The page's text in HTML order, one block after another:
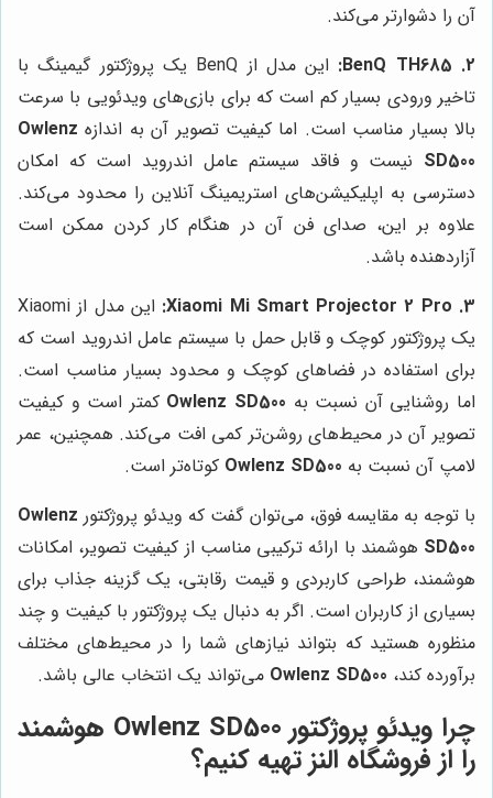
آن را دشوارتر می‌کند.
2. BenQ TH685:
این مدل از BenQ یک پروژکتور گیمینگ با
تاخیر ورودی بسیار کم است که برای بازی‌های ویدئویی با سرعت
بالا بسیار مناسب است. اما کیفیت تصویر آن به اندازه Owlenz
SD500 نیست و فاقد سیستم عامل اندروید است که امکان
دسترسی به اپلیکیشن‌های استریمینگ آنلاین را محدود می‌کند.
علاوه بر این، صدای فن آن در هنگام کار کردن ممکن است
آزاردهنده باشد.
3. Xiaomi Mi Smart Projector 2 Pro:
این مدل از Xiaomi
یک پروژکتور کوچک و قابل حمل با سیستم عامل اندروید است که
برای استفاده در فضاهای کوچک و محدود بسیار مناسب است.
اما روشنایی آن نسبت به Owlenz SD500 کمتر است و کیفیت
تصویر آن در محیط‌های روشن‌تر کمی افت می‌کند. همچنین، عمر
لامپ آن نسبت به Owlenz SD500 کوتاه‌تر است.
با توجه به مقایسه فوق، می‌توان گفت که ویدئو پروژکتور Owlenz
SD500 هوشمند با ارائه ترکیبی مناسب از کیفیت تصویر، امکانات
هوشمند، طراحی کاربردی و قیمت رقابتی، یک گزینه جذاب برای
بسیاری از کاربران است. اگر به دنبال یک پروژکتور با کیفیت و چند
منظوره هستید که بتواند نیازهای شما را در محیط‌های مختلف
برآورده کند، Owlenz SD500 می‌تواند یک انتخاب عالی باشد.
چرا ویدئو پروژکتور Owlenz SD500 هوشمند
را از فروشگاه النز تهیه کنیم؟